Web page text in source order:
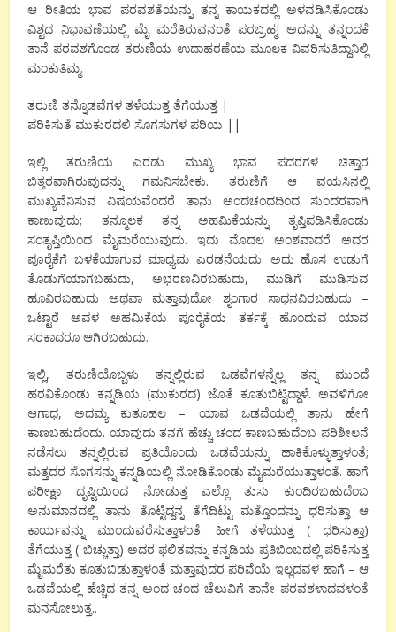
ಆ ರೀತಿಯ ಭಾವ ಪರವಶತೆಯನ್ನು ತನ್ನ ಕಾಯಕದಲ್ಲಿ ಅಳವಡಿಸಿಕೊಂಡು
ವಿಶ್ವದ ನಿಭಾವಣೆಯಲ್ಲಿ ಮೈ ಮರೆತಿರುವನಂತೆ ಪರಬ್ರಹ್ಮ! ಅದನ್ನು ತನ್ನಂದಕೆ
ತಾನೆ ಪರವಶಗೊಂಡ ತರುಣಿಯ ಉದಾಹರಣೆಯ ಮೂಲಕ ವಿವರಿಸುತಿದ್ದಾನಿಲ್ಲಿ
ಮಂಕುತಿಮ್ಮ.
ತರುಣಿ ತನ್ನೊಡವೆಗಳ ತಳೆಯುತ್ತ ತೆಗೆಯುತ್ತ |
ಪರಿಕಿಸುತೆ ಮುಕುರದಲಿ ಸೊಗಸುಗಳ ಪರಿಯ ||
ಇಲ್ಲಿ ತರುಣಿಯ ಎರಡು ಮುಖ್ಯ ಭಾವ ಪದರಗಳ ಚಿತ್ತಾರ
ಬಿತ್ತರವಾಗಿರುವುದನ್ನು ಗಮನಿಸಬೇಕು. ತರುಣಿಗೆ ಆ ವಯಸಿನಲ್ಲಿ
ಮುಖ್ಯವೆನಿಸುವ ವಿಷಯವೆಂದರೆ ತಾನು ಅಂದಚಂದದಿಂದ ಸುಂದರವಾಗಿ
ಕಾಣುವುದು; ತನ್ಮೂಲಕ ತನ್ನ ಅಹಮಿಕೆಯನ್ನು ತೃಪ್ತಿಪಡಿಸಿಕೊಂಡು
ಸಂತೃಪ್ತಿಯಿಂದ ಮೈಮರೆಯುವುದು. ಇದು ಮೊದಲ ಅಂಶವಾದರೆ ಅದರ
ಪೂರೈಕೆಗೆ ಬಳಕೆಯಾಗುವ ಮಾಧ್ಯಮ ಎರಡನೆಯದು. ಅದು ಹೊಸ ಉಡುಗೆ
ತೊಡುಗೆಯಾಗಬಹುದು, ಅಭರಣವಿರಬಹುದು, ಮುಡಿಗೆ ಮುಡಿಸುವ
ಹೂವಿರಬಹುದು ಅಥವಾ ಮತ್ತಾವುದೋ ಶೃಂಗಾರ ಸಾಧನವಿರಬಹುದು –
ಒಟ್ಟಾರೆ ಅವಳ ಅಹಮಿಕೆಯ ಪೂರೈಕೆಯ ತರ್ಕಕ್ಕೆ ಹೊಂದುವ ಯಾವ
ಸರಕಾದರೂ ಆಗಿರಬಹುದು.
ಇಲ್ಲಿ, ತರುಣಿಯೊಬ್ಬಳು ತನ್ನಲ್ಲಿರುವ ಒಡವೆಗಳನ್ನೆಲ್ಲ ತನ್ನ ಮುಂದೆ
ಹರವಿಕೊಂಡು ಕನ್ನಡಿಯ (ಮುಕುರದ) ಜೊತೆ ಕೂತುಬಿಟ್ಟಿದ್ದಾಳೆ. ಅವಳಿಗೋ
ಆಗಾಧ, ಅದಮ್ಯ ಕುತೂಹಲ – ಯಾವ ಒಡವೆಯಲ್ಲಿ ತಾನು ಹೇಗೆ
ಕಾಣಬಹುದೆಂದು. ಯಾವುದು ತನಗೆ ಹೆಚ್ಚು ಚಂದ ಕಾಣಬಹುದೆಂಬ ಪರಿಶೀಲನೆ
ನಡೆಸಲು ತನ್ನಲ್ಲಿರುವ ಪ್ರತಿಯೊಂದು ಒಡವೆಯನ್ನು ಹಾಕಿಕೊಳ್ಳುತ್ತಾಳಂತೆ;
ಮತ್ತದರ ಸೊಗಸನ್ನು ಕನ್ನಡಿಯಲ್ಲಿ ನೋಡಿಕೊಂಡು ಮೈಮರೆಯುತ್ತಾಳಂತೆ. ಹಾಗೆ
ಪರೀಕ್ಷಾ ದೃಷ್ಟಿಯಿಂದ ನೋಡುತ್ತ ಎಲ್ಲೊ ತುಸು ಕುಂದಿರಬಹುದೆಂಬ
ಅನುಮಾನದಲ್ಲಿ ತಾನು ತೊಟ್ಟಿದ್ದನ್ನ ತೆಗೆದಿಟ್ಟು ಮತ್ತೊಂದನ್ನು ಧರಿಸುತ್ತಾ ಆ
ಕಾರ್ಯವನ್ನು ಮುಂದುವರೆಸುತ್ತಾಳಂತೆ. ಹೀಗೆ ತಳೆಯುತ್ತ ( ಧರಿಸುತ್ತಾ)
ತೆಗೆಯುತ್ತ ( ಬಿಚ್ಚುತ್ತಾ) ಅದರ ಫಲಿತವನ್ನು ಕನ್ನಡಿಯ ಪ್ರತಿಬಿಂಬದಲ್ಲಿ ಪರಿಕಿಸುತ್ತ
ಮೈಮರೆತು ಕೂತುಬಿಡುತ್ತಾಳಂತೆ ಮತ್ತಾವುದರ ಪರಿವೆಯೆ ಇಲ್ಲದವಳ ಹಾಗೆ – ಆ
ಒಡವೆಯಲ್ಲಿ ಹೆಚ್ಚಿದ ತನ್ನ ಅಂದ ಚಂದ ಚೆಲುವಿಗೆ ತಾನೇ ಪರವಶಳಾದವಳಂತೆ
ಮನಸೋಲುತ್ತ..